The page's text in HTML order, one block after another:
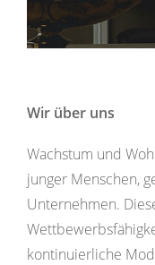
Wir über uns
Wachstum und
junger Menschen,
Unternehmen.
kontinuierliche